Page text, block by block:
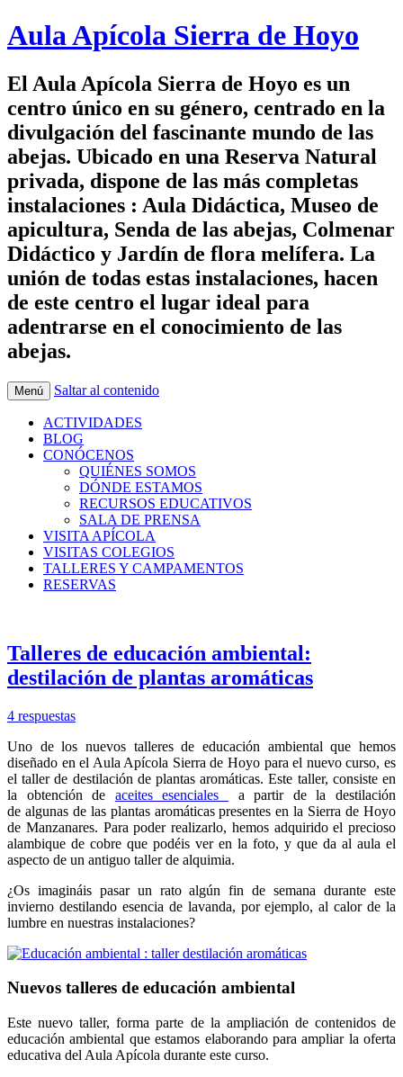
Aula Apícola Sierra de Hoyo
El Aula Apícola Sierra de Hoyo es un
centro único en su género, centrado en la
divulgación del fascinante mundo de las
abejas. Ubicado en una Reserva Natural
privada, dispone de las más completas
instalaciones : Aula Didáctica, Museo de
apicultura, Senda de las abejas, Colmenar
Didáctico y Jardín de flora melífera. La
unión de todas estas instalaciones, hacen
de este centro el lugar ideal para
adentrarse en el conocimiento de las
abejas.
Menú Saltar al contenido
ACTIVIDADES
BLOG
CONÓCENOS
QUIÉNES SOMOS
DÓNDE ESTAMOS
RECURSOS EDUCATIVOS
SALA DE PRENSA
VISITA APÍCOLA
VISITAS COLEGIOS
TALLERES Y CAMPAMENTOS
RESERVAS
Talleres de educación ambiental:
destilación de plantas aromáticas
4 respuestas
Uno de los nuevos talleres de educación ambiental que hemos
diseñado en el Aula Apícola Sierra de Hoyo para el nuevo curso, es
el taller de destilación de plantas aromáticas. Este taller, consiste en
la obtención de aceites esenciales
a partir de la destilación
de algunas de las plantas aromáticas presentes en la Sierra de Hoyo
de Manzanares. Para poder realizarlo, hemos adquirido el precioso
alambique de cobre que podéis ver en la foto, y que da al aula el
aspecto de un antiguo taller de alquimia.
¿Os imagináis pasar un rato algún fin de semana durante este
invierno destilando esencia de lavanda, por ejemplo, al calor de la
lumbre en nuestras instalaciones?
Nuevos talleres de educación ambiental
Este nuevo taller, forma parte de la ampliación de contenidos de
educación ambiental que estamos elaborando para ampliar la oferta
educativa del Aula Apícola durante este curso.